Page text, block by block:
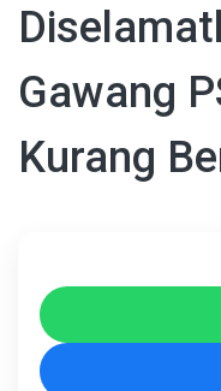
Gawang
Kurang